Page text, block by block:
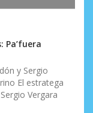
Pa’fuera
y Sergio
El estratega
Vergara